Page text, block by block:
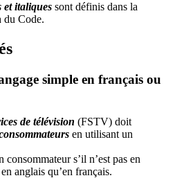
et italiques sont définis dans la
du Code.
simple en français ou
de télévision (FSTV) doit
en utilisant un
s’il n’est pas en
anglais qu’en français.